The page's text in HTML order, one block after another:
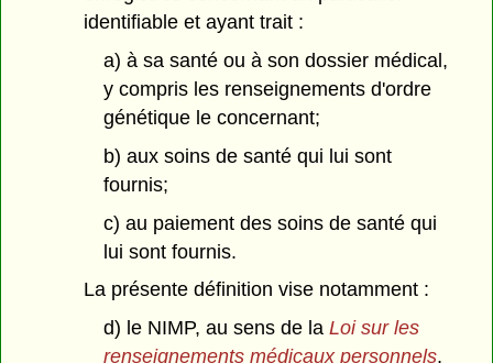
identifiable et ayant trait :
a) à sa santé ou à son dossier médical,
y compris les renseignements d'ordre
génétique le concernant;
b) aux soins de santé qui lui sont
fournis;
c) au paiement des soins de santé qui
lui sont fournis.
La présente définition vise notamment :
d) le NIMP, au sens de la Loi sur les
renseignements médicaux personnels,